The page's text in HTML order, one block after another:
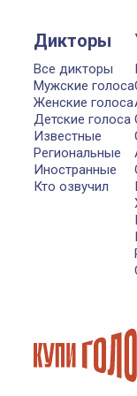
Дикторы
Все дикторы
Мужские голоса
Женские голоса
Детские голоса
Известные
Региональные
Иностранные
Кто озвучил